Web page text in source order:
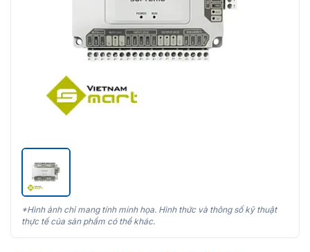
*Hình ảnh chỉ mang tính minh họa. Hình thức và thông số kỹ thuật
thực tế của sản phẩm có thể khác.